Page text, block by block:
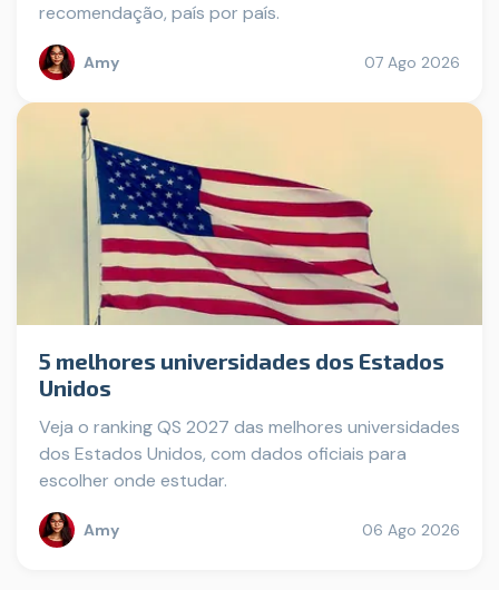
recomendação, país por país.
Amy 07 Ago 2026
5 melhores universidades dos Estados
Unidos
Veja o ranking QS 2027 das melhores universidades
dos Estados Unidos, com dados oficiais para
escolher onde estudar.
Amy 06 Ago 2026